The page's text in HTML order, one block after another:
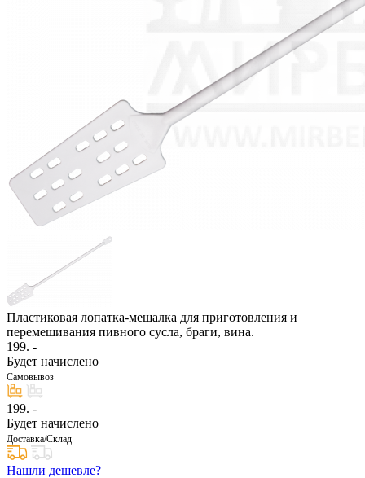
Пластиковая лопатка-мешалка для приготовления и
перемешивания пивного сусла, браги, вина.
199. -
Будет начислено
Самовывоз
199. -
Будет начислено
Доставка/Склад
Нашли дешевле?